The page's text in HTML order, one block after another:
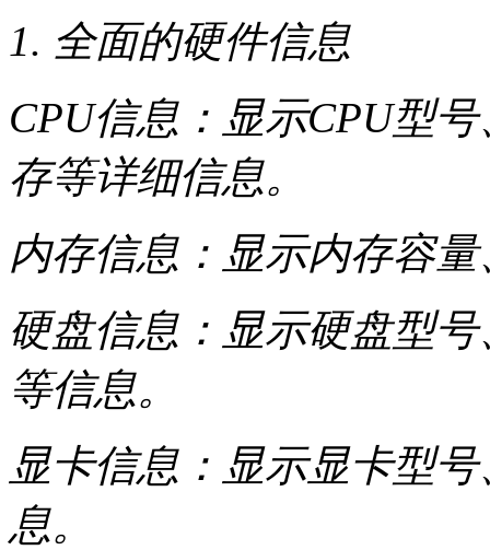
1. 全面的硬件信息
CPU信息：显示CPU型
存等详细信息。
内存信息：显示内存容
硬盘信息：显示硬盘型
等信息。
显卡信息：显示显卡型
息。